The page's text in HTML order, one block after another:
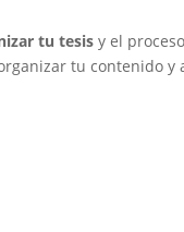
tu tesis y el
tu contenido